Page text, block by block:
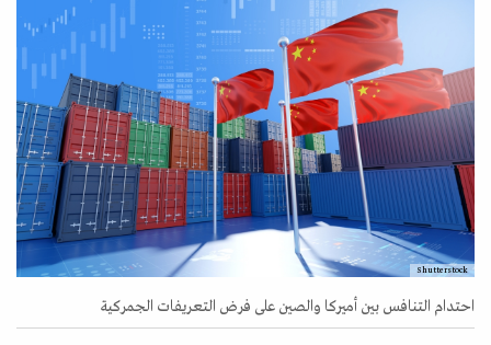
Shutterstock
احتدام التنافس بين أميركا والصين على فرض التعريفات الجمركية